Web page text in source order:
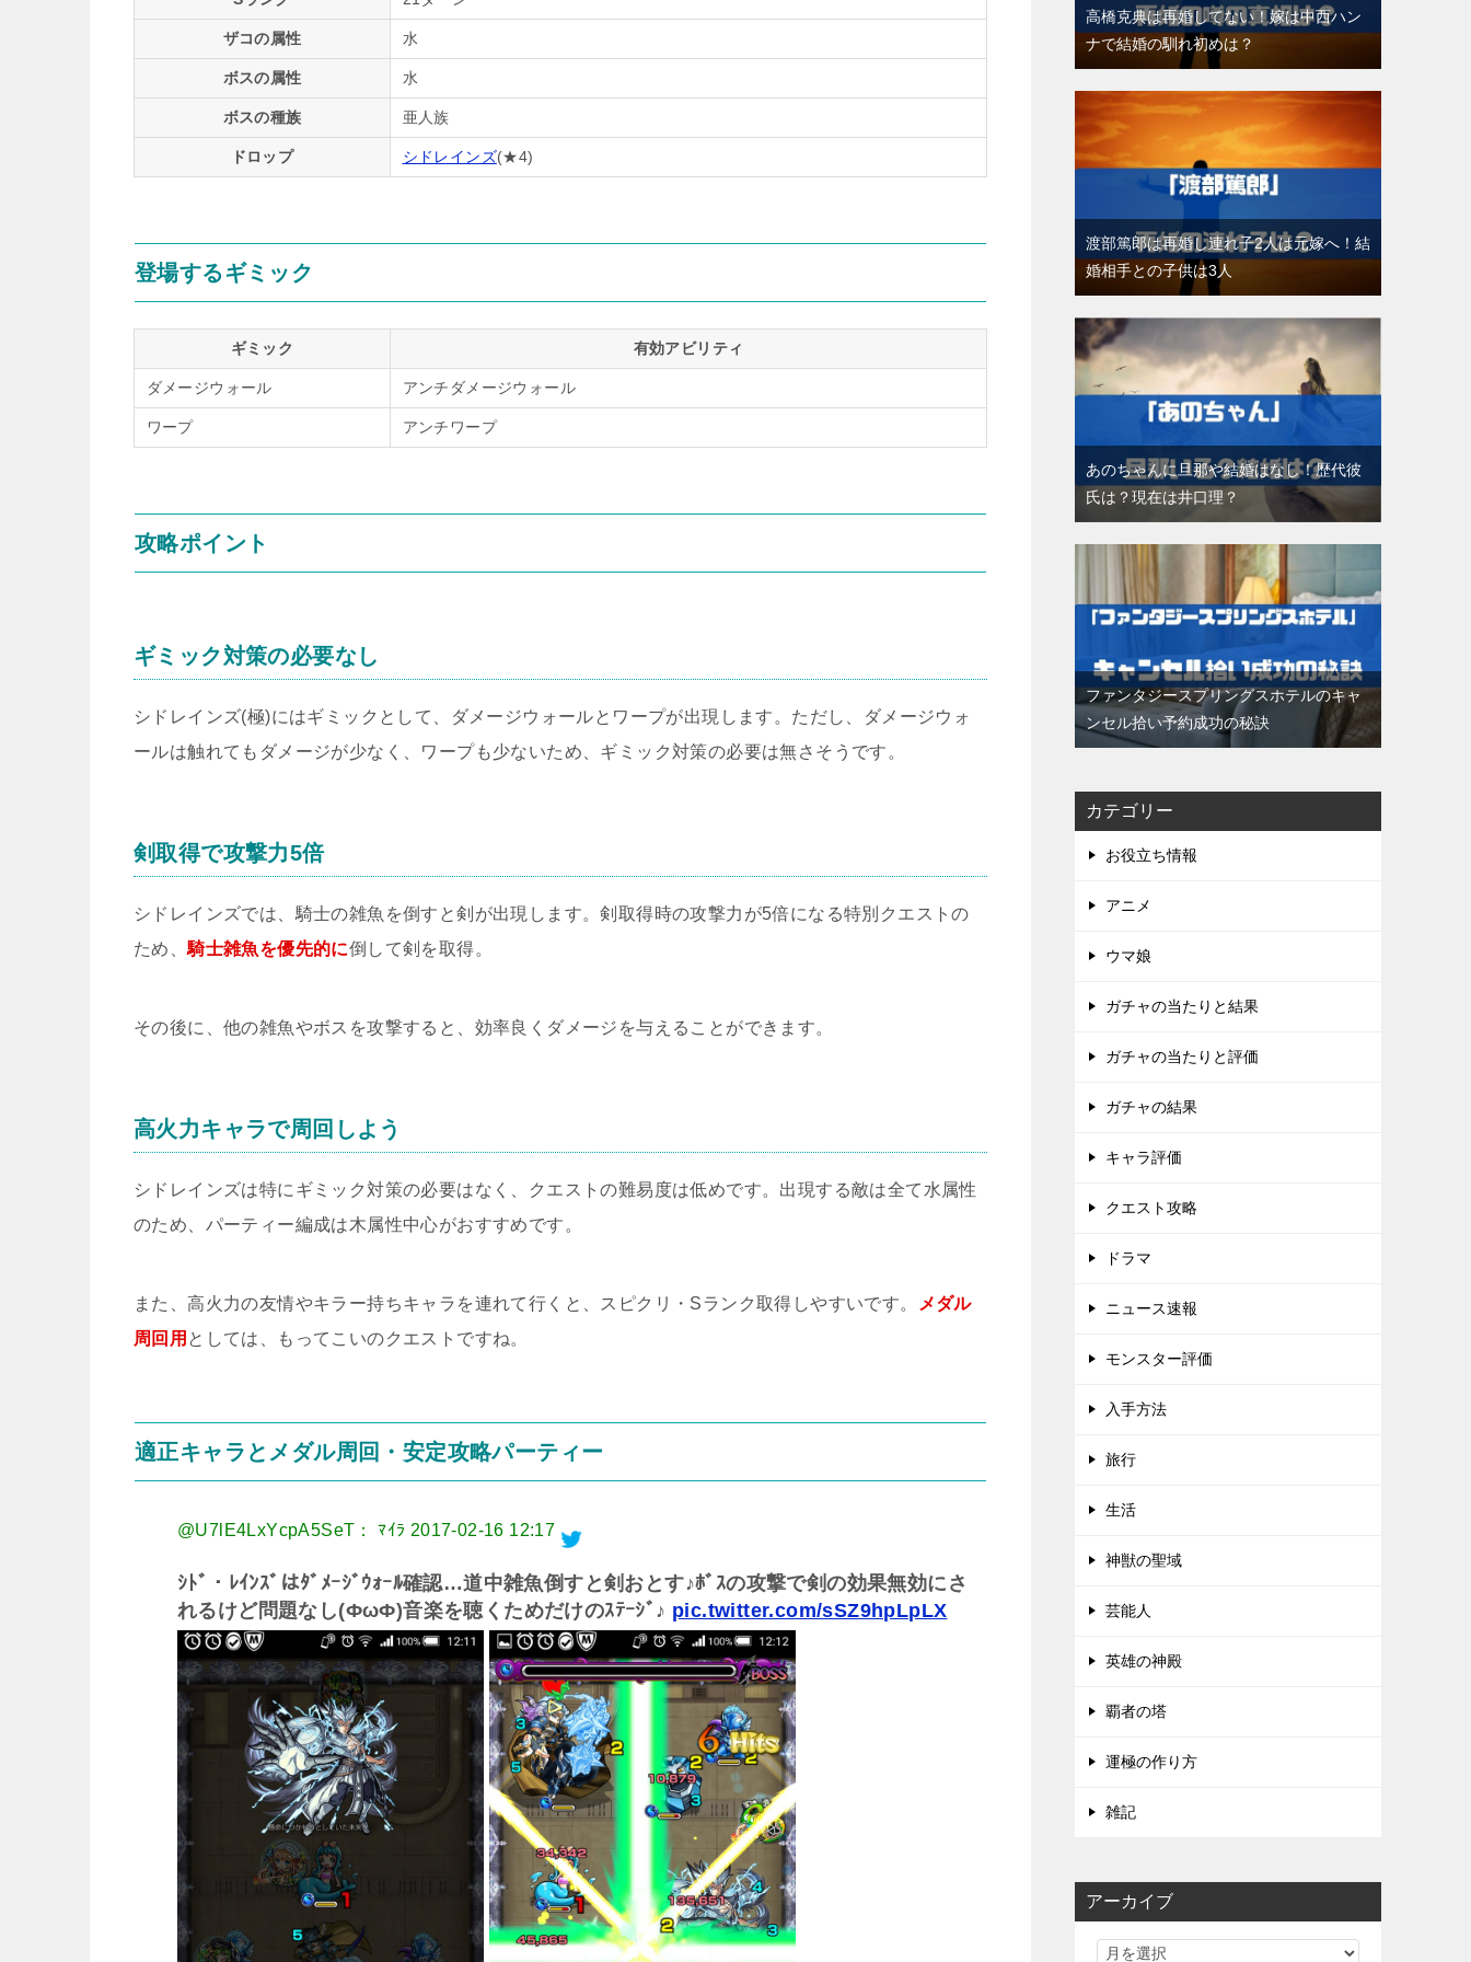
ザコの属性 水
ボスの属性 水
ボスの種族 亜人族
ドロップ シドレインズ(★4)
登場するギミック
ギミック 有効アビリティ
ダメージウォール アンチダメージウォール
ワープ アンチワープ
攻略ポイント
ギミック対策の必要なし
シドレインズ(極)にはギミックとして、ダメージウォールとワープが出現します。ただし、ダメージウォ
ールは触れてもダメージが少なく、ワープも少ないため、ギミック対策の必要は無さそうです。
剣取得で攻撃力5倍
シドレインズでは、騎士の雑魚を倒すと剣が出現します。剣取得時の攻撃力が5倍になる特別クエストの
ため、騎士雑魚を優先的に倒して剣を取得。
その後に、他の雑魚やボスを攻撃すると、効率良くダメージを与えることができます。
高火力キャラで周回しよう
シドレインズは特にギミック対策の必要はなく、クエストの難易度は低めです。出現する敵は全て水属性
のため、パーティー編成は木属性中心がおすすめです。
また、高火力の友情やキラー持ちキャラを連れて行くと、スピクリ・Sランク取得しやすいです。
メダル
周回用 としては、もってこいのクエストですね。
適正キャラとメダル周回・安定攻略パーティー
@U7lE4LxYcpA5SeT： ﾏｲﾗ 2017-02-16 12:17
ｼﾄﾞ・ﾚｲﾝｽﾞはﾀﾞﾒｰｼﾞｳｫｰﾙ確認…道中雑魚倒すと剣おとす♪ﾎﾞｽの攻撃で剣の効果無効にさ
れるけど問題なし(ФωФ)音楽を聴くためだけのｽﾃｰｼﾞ♪ pic.twitter.com/sSZ9hpLpLX
高橋克典は再婚してない！嫁は中西ハン
ナで結婚の馴れ初めは？
渡部篤郎は再婚し連れ子2人は元嫁へ！結
婚相手との子供は3人
あのちゃんに旦那や結婚はなし！歴代彼
氏は？現在は井口理？
ファンタジースプリングスホテルのキャ
ンセル拾い予約成功の秘訣
カテゴリー
お役立ち情報
アニメ
ウマ娘
ガチャの当たりと結果
ガチャの当たりと評価
ガチャの結果
キャラ評価
クエスト攻略
ドラマ
ニュース速報
モンスター評価
入手方法
旅行
生活
神獣の聖域
芸能人
英雄の神殿
覇者の塔
運極の作り方
雑記
アーカイブ